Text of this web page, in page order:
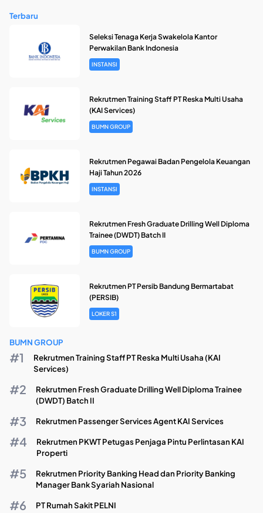
Terbaru
Seleksi Tenaga Kerja Swakelola Kantor
Perwakilan Bank Indonesia
INSTANSI
Rekrutmen Training Staff PT Reska Multi Usaha
(KAI Services)
BUMN GROUP
Rekrutmen Pegawai Badan Pengelola Keuangan
Haji Tahun 2026
INSTANSI
Rekrutmen Fresh Graduate Drilling Well Diploma
Trainee (DWDT) Batch II
BUMN GROUP
Rekrutmen PT Persib Bandung Bermartabat
(PERSIB)
LOKER S1
BUMN GROUP
Rekrutmen Training Staff PT Reska Multi Usaha (KAI
Services)
Rekrutmen Fresh Graduate Drilling Well Diploma Trainee
(DWDT) Batch II
Rekrutmen Passenger Services Agent KAI Services
Rekrutmen PKWT Petugas Penjaga Pintu Perlintasan KAI
Properti
Rekrutmen Priority Banking Head dan Priority Banking
Manager Bank Syariah Nasional
PT Rumah Sakit PELNI